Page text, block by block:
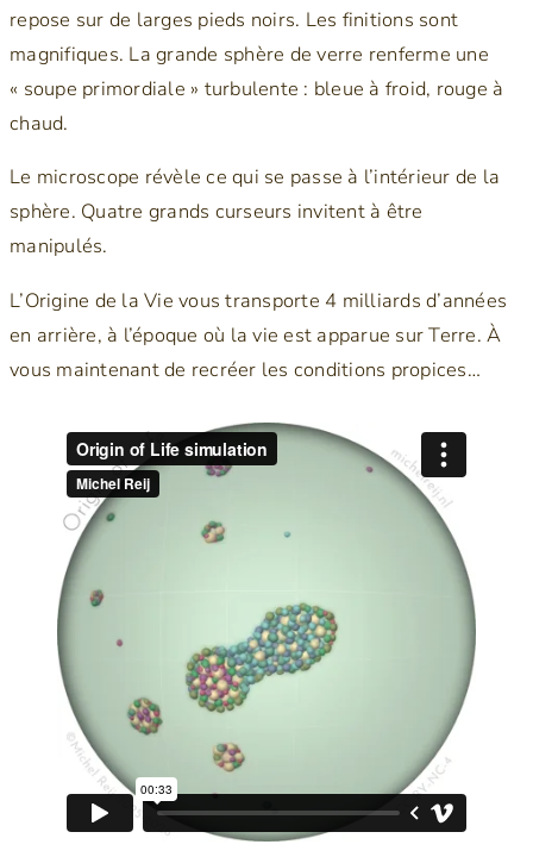
repose sur de larges pieds noirs. Les finitions sont
magnifiques. La grande sphère de verre renferme une
« soupe primordiale » turbulente : bleue à froid, rouge à
chaud.
Le microscope révèle ce qui se passe à l’intérieur de la
sphère. Quatre grands curseurs invitent à être
manipulés.
L’Origine de la Vie vous transporte 4 milliards d’années
en arrière, à l’époque où la vie est apparue sur Terre. À
vous maintenant de recréer les conditions propices…